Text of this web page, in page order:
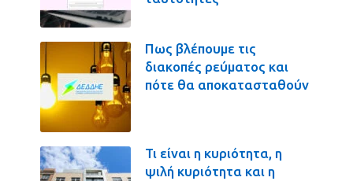
Πως βλέπουμε τις
διακοπές ρεύματος και
πότε θα αποκατασταθούν
Τι είναι η κυριότητα, η
ψιλή κυριότητα και η